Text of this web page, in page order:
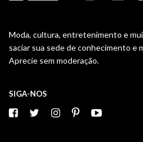
Moda, cultura, entretenimento e
saciar sua sede de conhecimento e
Aprecie sem moderação.
SIGA-NOS